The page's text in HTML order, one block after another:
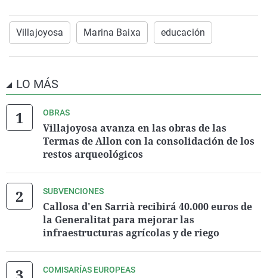
Villajoyosa Marina Baixa educación
LO MÁS
OBRAS
Villajoyosa avanza en las obras de las
Termas de Allon con la consolidación de los
restos arqueológicos
SUBVENCIONES
Callosa d'en Sarrià recibirá 40.000 euros de
la Generalitat para mejorar las
infraestructuras agrícolas y de riego
COMISARÍAS EUROPEAS